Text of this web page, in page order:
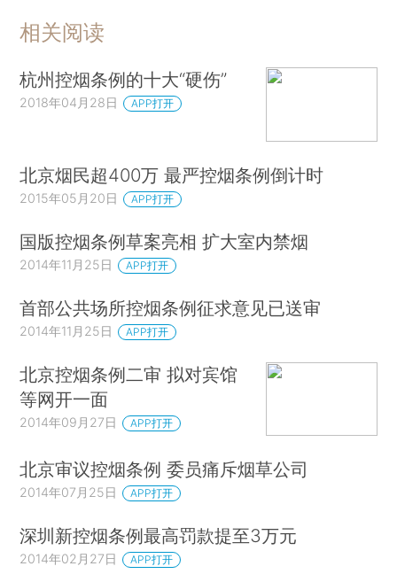
相关阅读
杭州控烟条例的十大“硬伤”
2018年04月28日 APP打开
北京烟民超400万 最严控烟条例倒计时
2015年05月20日 APP打开
国版控烟条例草案亮相 扩大室内禁烟
2014年11月25日 APP打开
首部公共场所控烟条例征求意见已送审
2014年11月25日 APP打开
北京控烟条例二审 拟对宾馆
等网开一面
2014年09月27日 APP打开
北京审议控烟条例 委员痛斥烟草公司
2014年07月25日 APP打开
深圳新控烟条例最高罚款提至3万元
2014年02月27日 APP打开